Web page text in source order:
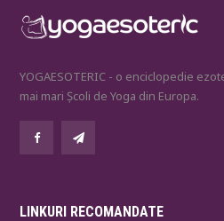
YOGAESOTERIC - o enciclopedie
mai mari Școli de Yoga din Europa.
LINKURI RECOMANDATE